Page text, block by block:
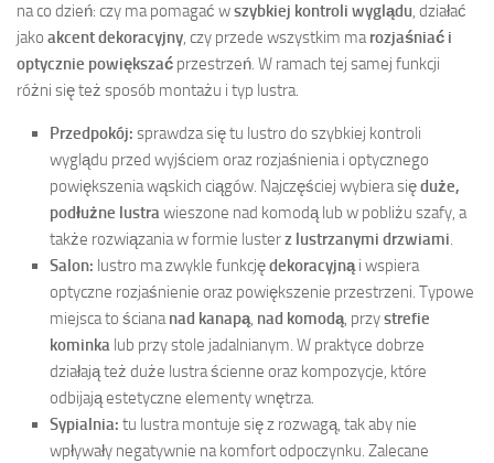
na co dzień: czy ma pomagać wszybkiej kontroli wyglądu, działać
jako akcent dekoracyjny, czy przede wszystkim marozjaśniać i
optycznie powiększać przestrzeń. W ramach tej samej funkcji
różni się też sposób montażu i typ lustra.
Przedpokój: sprawdza się tu lustro do szybkiej kontroli
wyglądu przed wyjściem oraz rozjaśnienia i optycznego
powiększenia wąskich ciągów. Najczęściej wybiera sięduże,
podłużne lustrawieszone nad komodą lub w pobliżu szafy, a
także rozwiązania w formie lusterz lustrzanymi drzwiami.
Salon: lustro ma zwykle funkcjędekoracyjnąi wspiera
optyczne rozjaśnienie oraz powiększenie przestrzeni. Typowe
miejsca to ściananad kanapą, nad komodą, przystrefie
kominka lub przy stole jadalnianym. W praktyce dobrze
działają też duże lustra ścienne oraz kompozycje, które
odbijają estetyczne elementy wnętrza.
Sypialnia: tu lustra montuje się z rozwagą, tak aby nie
wpływały negatywnie na komfort odpoczynku. Zalecane